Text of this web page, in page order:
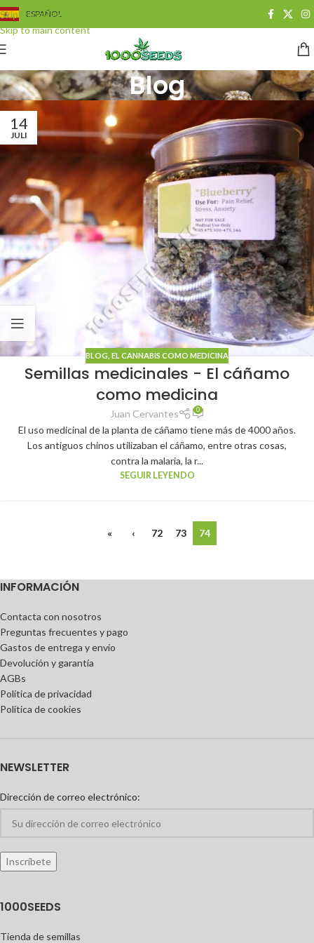
Skip to navigation
Skip to main content
ESPAÑOL
Blog
14
JULI
BLOG EL CANNABIS COMO MEDICINA
Semillas medicinales - El cáñamo
como medicina
Juan Cervantes 0
El uso medicinal de la planta de cáñamo tiene más de 4000 años.
Los antiguos chinos utilizaban el cáñamo, entre otras cosas,
contra la malaria, la r...
SEGUIR LEYENDO
« ‹ 72 73 74
INFORMACIÓN
Contacta con nosotros
Preguntas frecuentes y pago
Gastos de entrega y envío
Devolución y garantía
AGBs
Política de privacidad
Política de cookies
NEWSLETTER
Dirección de correo electrónico:
1000SEEDS
Tienda de semillas